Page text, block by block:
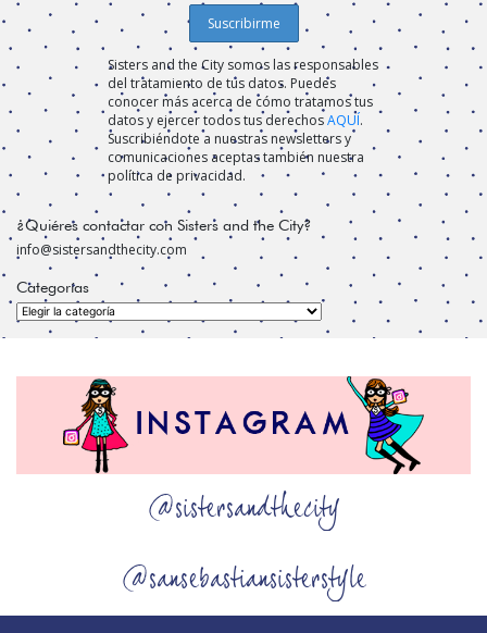
Sisters and the City somos las responsables
del tratamiento de tus datos. Puedes
conocer más acerca de cómo tratamos tus
datos y ejercer todos tus derechosAQUÍ.
Suscribiéndote a nuestras newsletters y
comunicaciones aceptas también nuestra
política de privacidad.
¿Quiéres contactar con Sisters and the City?
info@sistersandthecity.com
Categorías
Categorías
@sistersandthecity
@sansebastiansisterstyle